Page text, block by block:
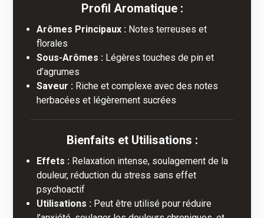
Profil Aromatique :
Arômes Principaux : Notes terreuses et
florales
Sous-Arômes : Légères touches de pin et
d’agrumes
Saveur : Riche et complexe avec des notes
herbacées et légèrement sucrées
Bienfaits et Utilisations :
Effets : Relaxation intense, soulagement de la
douleur, réduction du stress sans effet
psychoactif
Utilisations : Peut être utilisé pour réduire